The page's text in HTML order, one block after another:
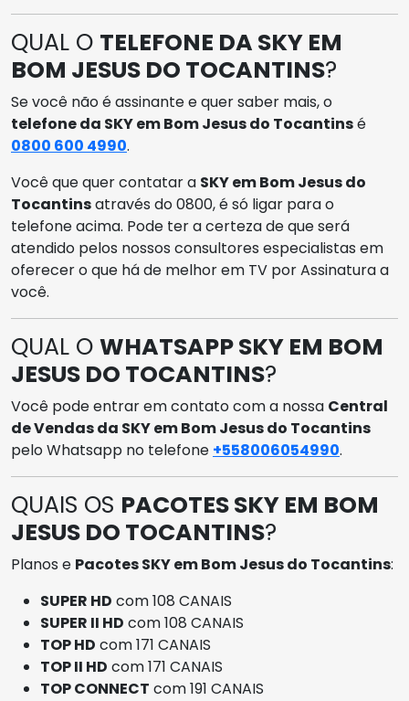
QUAL O TELEFONE DA SKY EM
BOM JESUS DO TOCANTINS?
Se você não é assinante e quer saber mais, o
telefone da SKY em Bom Jesus do Tocantinsé
0800 600 4990.
Você que quer contatar a SKY em Bom Jesus do
Tocantinsatravés do 0800, é só ligar para o
telefone acima. Pode ter a certeza de que será
atendido pelos nossos consultores especialistas em
oferecer o que há de melhor em TV por Assinatura a
você.
QUAL O WHATSAPP SKY EM BOM
JESUS DO TOCANTINS?
Você pode entrar em contato com a nossa Central
de Vendas da SKY em Bom Jesus do Tocantins
pelo Whatsapp no telefone +558006054990.
QUAIS OS PACOTES SKY EM BOM
JESUS DO TOCANTINS?
Planos e Pacotes SKY em Bom Jesus do Tocantins:
SUPER HD com 108 CANAIS
SUPER II HD com 108 CANAIS
TOP HD com 171 CANAIS
TOP II HD com 171 CANAIS
TOP CONNECT com 191 CANAIS